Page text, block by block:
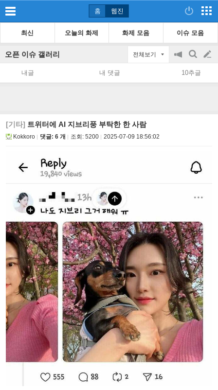
홈 웹진
최신 오늘의 화제 화제 모음 이슈 모음
오픈 이슈 갤러리 전체보기
공
지
on/off
검
색
글
쓰
내글 내 댓글 10추글
[기타] 트위터에 AI 지브리풍 부탁한 한 사람
Kokkoro 댓글: 6 개 조회: 5200 2025-07-09 18:56:02